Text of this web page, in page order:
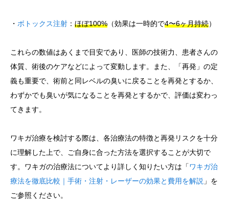
・ ボトックス注射 ： ほぼ100% （効果は一時的で4〜6ヶ月持続）
これらの数値はあくまで目安であり、医師の技術力、患者さんの
体質、術後のケアなどによって変動します。また、「再発」の定
義も重要で、術前と同レベルの臭いに戻ることを再発とするか、
わずかでも臭いが気になることを再発とするかで、評価は変わっ
てきます。
ワキガ治療を検討する際は、各治療法の特徴と再発リスクを十分
に理解した上で、ご自身に合った方法を選択することが大切で
す。ワキガの治療法についてより詳しく知りたい方は「ワキガ治
療法を徹底比較｜手術・注射・レーザーの効果と費用を解説 」を
ご参照ください。